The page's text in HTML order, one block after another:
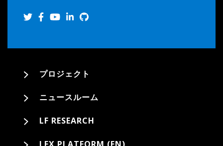
プロジェクト
ニュースルーム
LF RESEARCH